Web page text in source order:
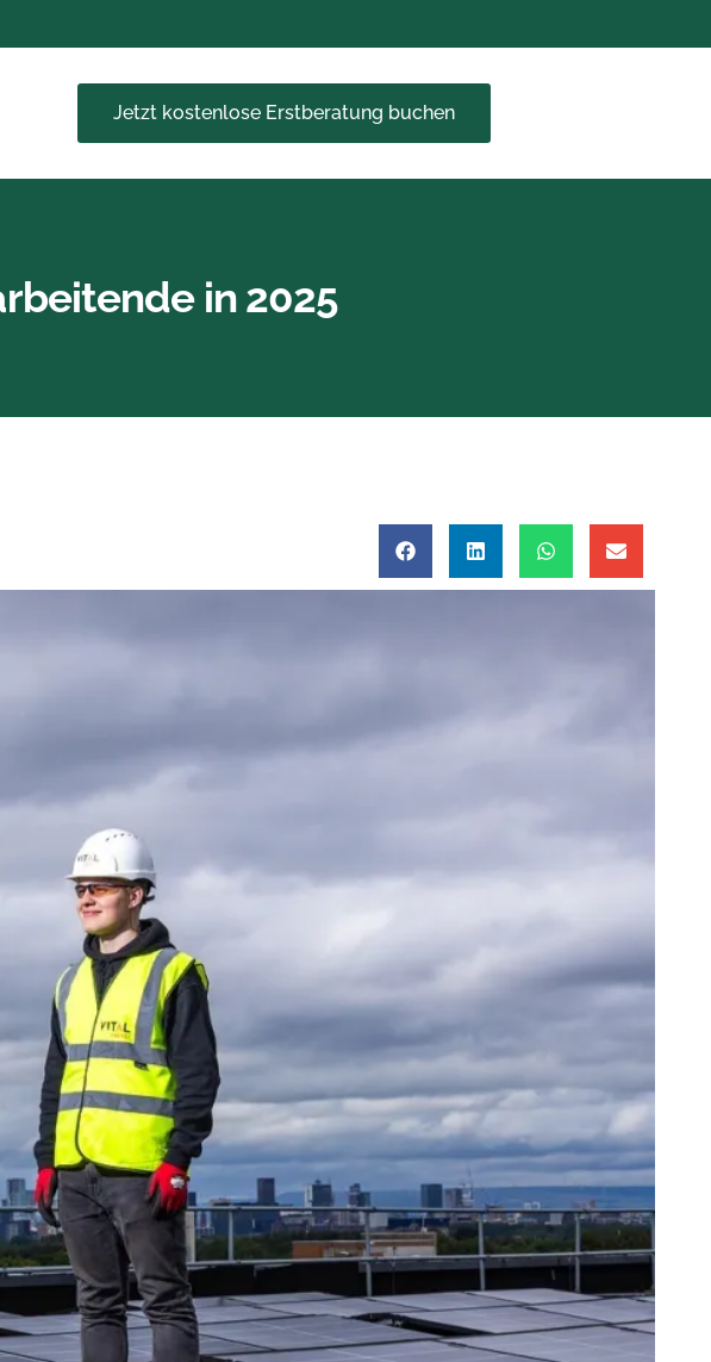
Jetzt kostenlose Erstberatung buchen
in 2025